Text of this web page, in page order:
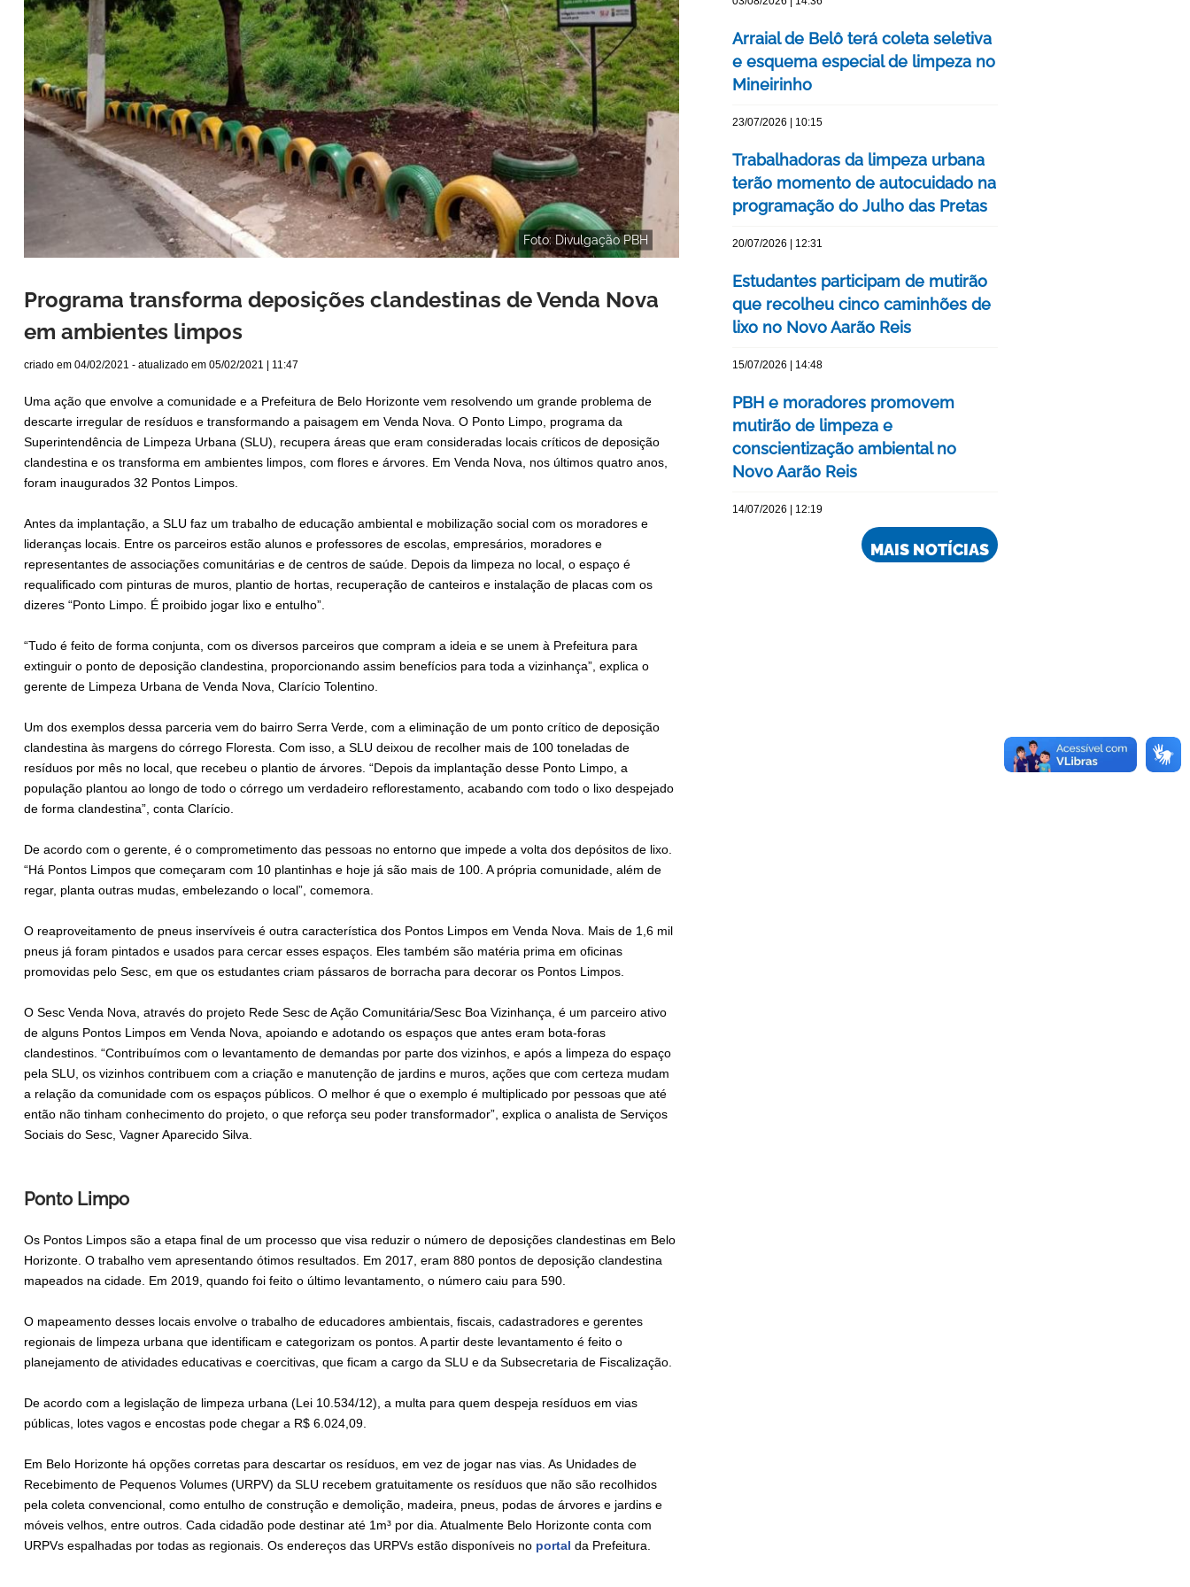
Foto: Divulgação PBH
Programa transforma deposições clandestinas de Venda Nova
em ambientes limpos
criado em 04/02/2021 - atualizado em 05/02/2021 | 11:47
Uma ação que envolve a comunidade e a Prefeitura de Belo Horizonte vem resolvendo um grande problema de
descarte irregular de resíduos e transformando a paisagem em Venda Nova. O Ponto Limpo, programa da
Superintendência de Limpeza Urbana (SLU), recupera áreas que eram consideradas locais críticos de deposição
clandestina e os transforma em ambientes limpos, com flores e árvores. Em Venda Nova, nos últimos quatro anos,
foram inaugurados 32 Pontos Limpos.
Antes da implantação, a SLU faz um trabalho de educação ambiental e mobilização social com os moradores e
lideranças locais. Entre os parceiros estão alunos e professores de escolas, empresários, moradores e
representantes de associações comunitárias e de centros de saúde. Depois da limpeza no local, o espaço é
requalificado com pinturas de muros, plantio de hortas, recuperação de canteiros e instalação de placas com os
dizeres “Ponto Limpo. É proibido jogar lixo e entulho”.
“Tudo é feito de forma conjunta, com os diversos parceiros que compram a ideia e se unem à Prefeitura para
extinguir o ponto de deposição clandestina, proporcionando assim benefícios para toda a vizinhança”, explica o
gerente de Limpeza Urbana de Venda Nova, Clarício Tolentino.
Um dos exemplos dessa parceria vem do bairro Serra Verde, com a eliminação de um ponto crítico de deposição
clandestina às margens do córrego Floresta. Com isso, a SLU deixou de recolher mais de 100 toneladas de
resíduos por mês no local, que recebeu o plantio de árvores. “Depois da implantação desse Ponto Limpo, a
população plantou ao longo de todo o córrego um verdadeiro reflorestamento, acabando com todo o lixo despejado
de forma clandestina”, conta Clarício.
De acordo com o gerente, é o comprometimento das pessoas no entorno que impede a volta dos depósitos de lixo.
“Há Pontos Limpos que começaram com 10 plantinhas e hoje já são mais de 100. A própria comunidade, além de
regar, planta outras mudas, embelezando o local”, comemora.
O reaproveitamento de pneus inservíveis é outra característica dos Pontos Limpos em Venda Nova. Mais de 1,6 mil
pneus já foram pintados e usados para cercar esses espaços. Eles também são matéria prima em oficinas
promovidas pelo Sesc, em que os estudantes criam pássaros de borracha para decorar os Pontos Limpos.
O Sesc Venda Nova, através do projeto Rede Sesc de Ação Comunitária/Sesc Boa Vizinhança, é um parceiro ativo
de alguns Pontos Limpos em Venda Nova, apoiando e adotando os espaços que antes eram bota-foras
clandestinos. “Contribuímos com o levantamento de demandas por parte dos vizinhos, e após a limpeza do espaço
pela SLU, os vizinhos contribuem com a criação e manutenção de jardins e muros, ações que com certeza mudam
a relação da comunidade com os espaços públicos. O melhor é que o exemplo é multiplicado por pessoas que até
então não tinham conhecimento do projeto, o que reforça seu poder transformador”, explica o analista de Serviços
Sociais do Sesc, Vagner Aparecido Silva.
Ponto Limpo
Os Pontos Limpos são a etapa final de um processo que visa reduzir o número de deposições clandestinas em Belo
Horizonte. O trabalho vem apresentando ótimos resultados. Em 2017, eram 880 pontos de deposição clandestina
mapeados na cidade. Em 2019, quando foi feito o último levantamento, o número caiu para 590.
O mapeamento desses locais envolve o trabalho de educadores ambientais, fiscais, cadastradores e gerentes
regionais de limpeza urbana que identificam e categorizam os pontos. A partir deste levantamento é feito o
planejamento de atividades educativas e coercitivas, que ficam a cargo da SLU e da Subsecretaria de Fiscalização.
De acordo com a legislação de limpeza urbana (Lei 10.534/12), a multa para quem despeja resíduos em vias
públicas, lotes vagos e encostas pode chegar a R$ 6.024,09.
Em Belo Horizonte há opções corretas para descartar os resíduos, em vez de jogar nas vias. As Unidades de
Recebimento de Pequenos Volumes (URPV) da SLU recebem gratuitamente os resíduos que não são recolhidos
pela coleta convencional, como entulho de construção e demolição, madeira, pneus, podas de árvores e jardins e
móveis velhos, entre outros. Cada cidadão pode destinar até 1m³ por dia. Atualmente Belo Horizonte conta com
URPVs espalhadas por todas as regionais. Os endereços das URPVs estão disponíveis no portal da Prefeitura.
Arraial de Belô terá coleta seletiva
e esquema especial de limpeza no
Mineirinho
23/07/2026 | 10:15
Trabalhadoras da limpeza urbana
terão momento de autocuidado na
programação do Julho das Pretas
20/07/2026 | 12:31
Estudantes participam de mutirão
que recolheu cinco caminhões de
lixo no Novo Aarão Reis
15/07/2026 | 14:48
PBH e moradores promovem
mutirão de limpeza e
conscientização ambiental no
Novo Aarão Reis
14/07/2026 | 12:19
MAIS NOTÍCIAS